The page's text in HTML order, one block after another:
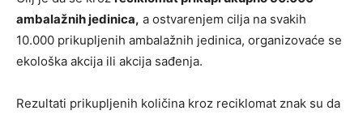
ambalažnih jedinica, a ostvarenjem cilja na svakih
10.000 prikupljenih ambalažnih jedinica, organizovaće se
ekološka akcija ili akcija sađenja.
Rezultati prikupljenih količina kroz reciklomat znak su da